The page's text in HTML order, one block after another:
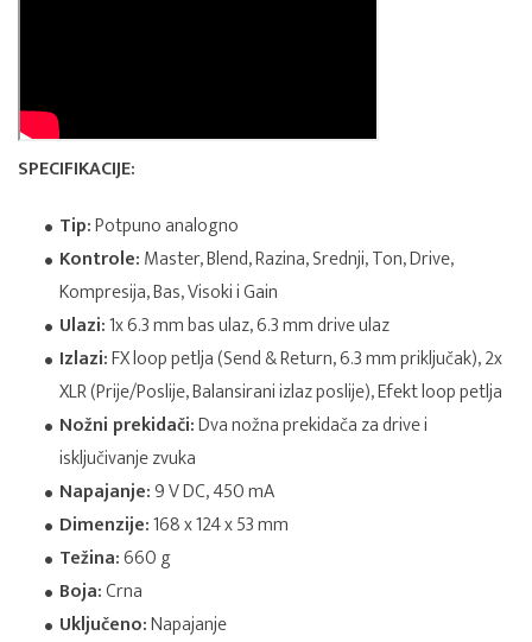
SPECIFIKACIJE:
Tip:Potpuno analogno
Kontrole:Master, Blend, Razina, Srednji, Ton, Drive,
Kompresija, Bas, Visoki i Gain
Ulazi:1x 6.3 mm bas ulaz, 6.3 mm drive ulaz
Izlazi:FX loop petlja (Send & Return, 6.3 mm priključak), 2x
XLR (Prije/Poslije, Balansirani izlaz poslije), Efekt loop petlja
Nožni prekidači:Dva nožna prekidača za drive i
isključivanje zvuka
Napajanje:9 V DC, 450 mA
Dimenzije:168 x 124 x 53 mm
Težina:660 g
Boja:Crna
Uključeno:Napajanje